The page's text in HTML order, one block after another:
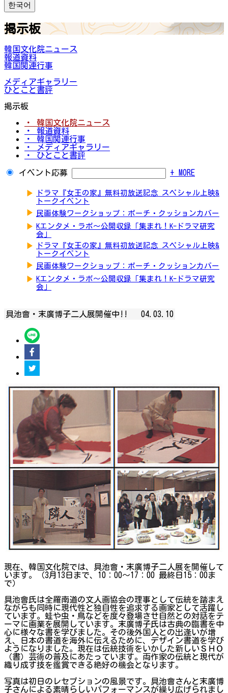
한국어
掲示板
韓国文化院ニュース
報道資料
韓国関連行事
メディアギャラリー
ひとこと書評
掲示板
・ 韓国文化院ニュース
・ 報道資料
・ 韓国関連行事
・ メディアギャラリー
・ ひとこと書評
イベント応募 + MORE
▶
ドラマ『女王の家』無料初放送記念 スペシャル上映&
トークイベント
▶ 民画体験ワークショップ：ポーチ・クッションカバー
▶ Kエンタメ・ラボ～公開収録「集まれ！K-ドラマ研究
会」
▶
ドラマ『女王の家』無料初放送記念 スペシャル上映&
トークイベント
▶ 民画体験ワークショップ：ポーチ・クッションカバー
▶ Kエンタメ・ラボ～公開収録「集まれ！K-ドラマ研究
会」
具池會・末廣博子二人展開催中!! 04.03.10
現在、韓国文化院では、具池會・末廣博子二人展を開催して
います。（3月13日まで、10：00～17：00 最終日15：00ま
で）
具池會氏は全羅南道の文人画協会の理事として伝統を踏まえ
ながらも同時に現代性と独自性を追求する画家として活躍し
ています。蛙や虫・鳥などを度々登場させ自然との対話をテ
ーマに画業を展開しています。末廣博子氏は古典の臨書を中
心に様々な書を学びました。その後外国人との出逢いが増
え、日本の書道を海外に伝えるために、デザイン書道を学び
ようになりました。現在は伝統技術をいかした新しいＳＨＯ
（書）芸術の普及にあたっています。両作家の伝統と現代が
織り成す技を鑑賞できる絶好の機会となります。
写真は初日のレセプションの風景です。具池會さんと末廣博
子さんによる素晴らしいパフォーマンスが繰り広げられまし